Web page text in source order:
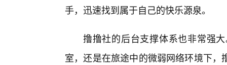
手，迅速找到属于自己的快乐源泉。
撸撸社的后台支撑体系也非常强
室，还是在旅途中的微弱网络环境下